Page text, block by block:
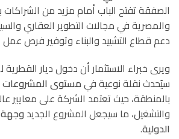
الصفقة تفتح الباب أمام مزيد من الشراكات
والمصرية في مجالات التطوير العقاري
دعم قطاع التشييد والبناء وتوفير فرص
ويرى خبراء الاستثمار أن دخول ديار
سيُحدث نقلة نوعية فيمستوى المشروعات
بالمنطقة، حيث تعتمد الشركة على معايير
والتشغيل، ما سيجعل المشروع الجديدوجهة
الدولية.